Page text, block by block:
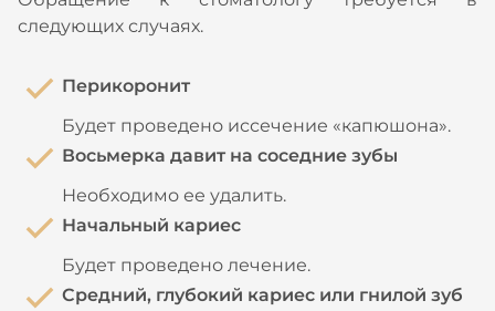
следующих случаях.
Перикоронит
Будет проведено иссечение «капюшона».
Восьмерка давит на соседние зубы
Необходимо ее удалить.
Начальный кариес
Будет проведено лечение.
Средний, глубокий кариес или гнилой зуб